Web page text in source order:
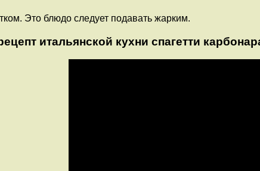
Это блюдо следует подавать жарким.
итальянской кухни спагетти